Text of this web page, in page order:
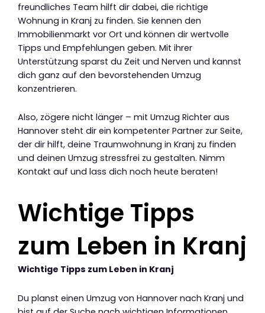
freundliches Team hilft dir dabei, die richtige
Wohnung in Kranj zu finden. Sie kennen den
Immobilienmarkt vor Ort und können dir wertvolle
Tipps und Empfehlungen geben. Mit ihrer
Unterstützung sparst du Zeit und Nerven und kannst
dich ganz auf den bevorstehenden Umzug
konzentrieren.
Also, zögere nicht länger – mit Umzug Richter aus
Hannover steht dir ein kompetenter Partner zur Seite,
der dir hilft, deine Traumwohnung in Kranj zu finden
und deinen Umzug stressfrei zu gestalten. Nimm
Kontakt auf und lass dich noch heute beraten!
Wichtige Tipps
zum Leben in Kranj
Wichtige Tipps zum Leben in Kranj
Du planst einen Umzug von Hannover nach Kranj und